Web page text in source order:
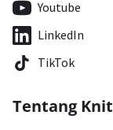
Youtube
LinkedIn
TikTok
Tentang